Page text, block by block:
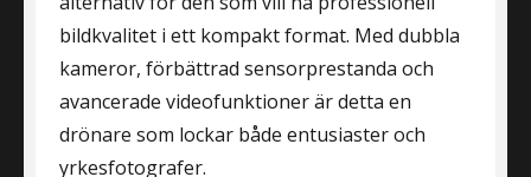
bildkvalitet i ett kompakt format. Med dubbla
kameror, förbättrad sensorprestanda och
avancerade videofunktioner är detta en
drönare som lockar både entusiaster och
yrkesfotografer.